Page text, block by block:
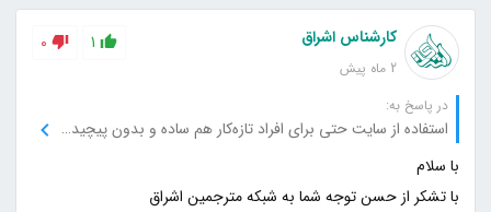
کارشناس اشراق
2 ماه پیش
1
0
در پاسخ به:
استفاده از سایت حتی برای افراد تازه‌کار هم ساده و بدون پیچیدگی است.